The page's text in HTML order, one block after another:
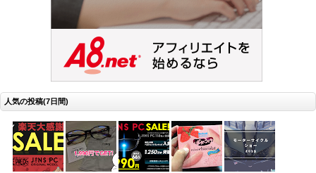
人気の投稿(7日間)